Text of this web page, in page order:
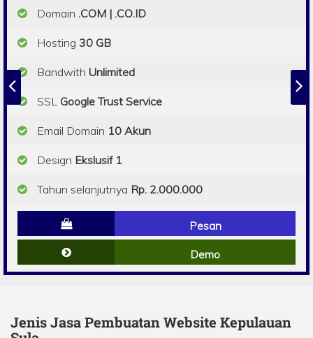
Domain .COM | .CO.ID
Hosting 30 GB
Bandwith Unlimited
SSL Google Trust Service
Email Domain 10 Akun
Design Ekslusif 1
Tahun selanjutnya Rp. 2.000.000
Pesan
Demo
Jenis Jasa Pembuatan Website Kepulauan